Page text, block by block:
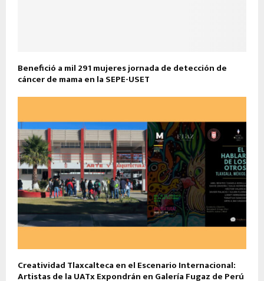
Benefició a mil 291 mujeres jornada de detección de
cáncer de mama en la SEPE-USET
Creatividad Tlaxcalteca en el Escenario Internacional:
Artistas de la UATx Expondrán en Galería Fugaz de Perú